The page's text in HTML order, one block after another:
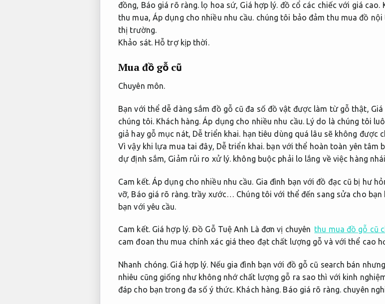
đồng, Báo giá rõ ràng. lọ hoa sứ, Giá hợp lý. đồ cổ các chiếc với giá cao.
thu mua, Áp dụng cho nhiều nhu cầu. chúng tôi bảo đảm thu mua đồ
thị trường.
Khảo sát. Hỗ trợ kịp thời.
Mua đồ gỗ cũ
Chuyên môn.
Bạn với thể dễ dàng sắm đồ gỗ cũ đa số đồ vật được làm từ gỗ thật,
chúng tôi. Khách hàng. Áp dụng cho nhiều nhu cầu.Lý do là chúng tôi
giả hay gỗ mục nát, Dễ triển khai. hạn tiêu dùng quá lâu sẽ không được
Vì vậy khi lựa mua tai đây, Dễ triển khai. bạn với thể hoàn toàn yên tâm
dự định sắm, Giảm rủi ro xử lý. không buộc phải lo lắng về việc hàng
Cam kết. Áp dụng cho nhiều nhu cầu. Gia đình bạn với đồ đạc cũ bị hư
vỡ, Báo giá rõ ràng. trầy xước… Chúng tôi với thể đến sang sửa cho bạn
bạn với yêu cầu.
Cam kết. Giá hợp lý. Đồ Gỗ Tuệ Anh Là đơn vị chuyên thu mua đồ gỗ cũ
cam đoan thu mua chính xác giá theo đạt chất lượng gỗ và với thể cao
Nhanh chóng. Giá hợp lý. Nếu gia đình bạn với đồ gỗ cũ search bán
nhiêu cũng giống như không nhớ chất lượng gỗ ra sao thì với kinh
đáp cho bạn trong đa số ý thức. Khách hàng. Báo giá rõ ràng. chuyên